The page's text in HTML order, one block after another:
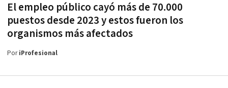
El empleo público cayó más de 70.000
puestos desde 2023 y estos fueron los
organismos más afectados
PoriProfesional